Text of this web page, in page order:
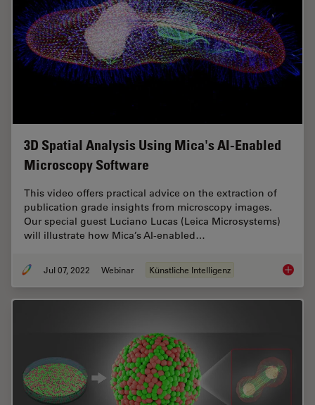
3D Spatial Analysis Using Mica's AI-Enabled
Microscopy Software
This video offers practical advice on the extraction of
publication grade insights from microscopy images.
Our special guest Luciano Lucas (Leica Microsystems)
will illustrate how Mica’s AI-enabled…
Jul 07, 2022 Webinar Künstliche Intelligenz 3D